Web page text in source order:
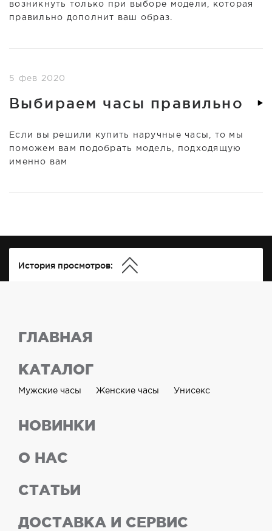
возникнуть только при выборе модели, которая
правильно дополнит ваш образ.
5 фев 2020
Выбираем часы правильно
Если вы решили купить наручные часы, то мы
поможем вам подобрать модель, подходящую
именно вам
История просмотров:
ГЛАВНАЯ
КАТАЛОГ
Мужские часы Женские часы Унисекс
НОВИНКИ
О НАС
СТАТЬИ
ДОСТАВКА И СЕРВИС